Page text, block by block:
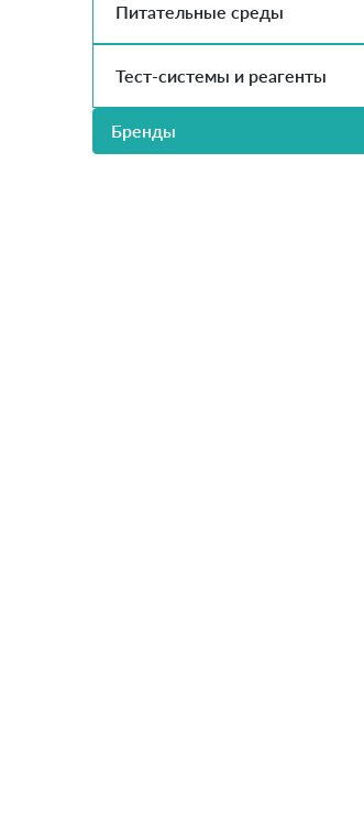
Питательные среды
Тест-системы и реагенты
Бренды